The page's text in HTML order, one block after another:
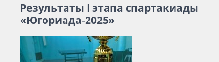
Результаты I этапа спартакиады
«Югориада-2025»